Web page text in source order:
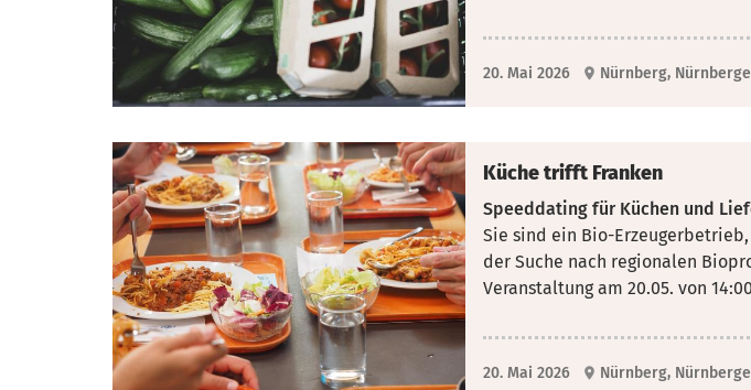
20. Mai 2026 Nürnberg,
Küche trifft Franken
Speeddating für Küchen und
Sie sind ein Bio-
der Suche nach regionalen
Veranstaltung am 20.05. von
20. Mai 2026 Nürnberg,